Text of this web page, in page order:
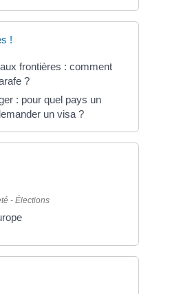
!
frontières : comment
?
: pour quel pays un
un visa ?
- Élections